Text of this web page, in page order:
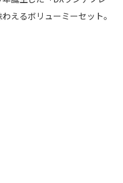
えるボリューミーセット。